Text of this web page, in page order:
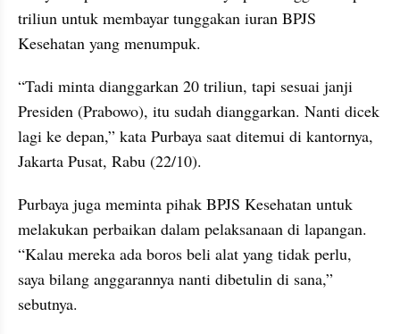
triliun untuk membayar tunggakan iuran BPJS
Kesehatan yang menumpuk.
“Tadi minta dianggarkan 20 triliun, tapi sesuai janji
Presiden (Prabowo), itu sudah dianggarkan. Nanti dicek
lagi ke depan,” kata Purbaya saat ditemui di kantornya,
Jakarta Pusat, Rabu (22/10).
Purbaya juga meminta pihak BPJS Kesehatan untuk
melakukan perbaikan dalam pelaksanaan di lapangan.
“Kalau mereka ada boros beli alat yang tidak perlu,
saya bilang anggarannya nanti dibetulin di sana,”
sebutnya.